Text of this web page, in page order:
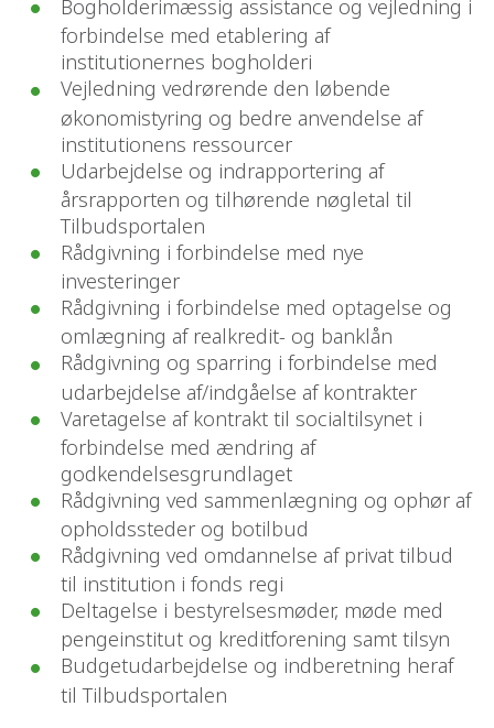
Bogholderimæssig assistance og vejledning i
forbindelse med etablering af
institutionernes bogholderi
Vejledning vedrørende den løbende
økonomistyring og bedre anvendelse af
institutionens ressourcer
Udarbejdelse og indrapportering af
årsrapporten og tilhørende nøgletal til
Tilbudsportalen
Rådgivning i forbindelse med nye
investeringer
Rådgivning i forbindelse med optagelse og
omlægning af realkredit- og banklån
Rådgivning og sparring i forbindelse med
udarbejdelse af/indgåelse af kontrakter
Varetagelse af kontrakt til socialtilsynet i
forbindelse med ændring af
godkendelsesgrundlaget
Rådgivning ved sammenlægning og ophør af
opholdssteder og botilbud
Rådgivning ved omdannelse af privat tilbud
til institution i fonds regi
Deltagelse i bestyrelsesmøder, møde med
pengeinstitut og kreditforening samt tilsyn
Budgetudarbejdelse og indberetning heraf
til Tilbudsportalen